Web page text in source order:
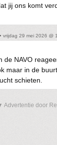
jij ons komt
• vrijdag 29 mei 2026 @
de NAVO
maar in de
schieten.
Advertentie door